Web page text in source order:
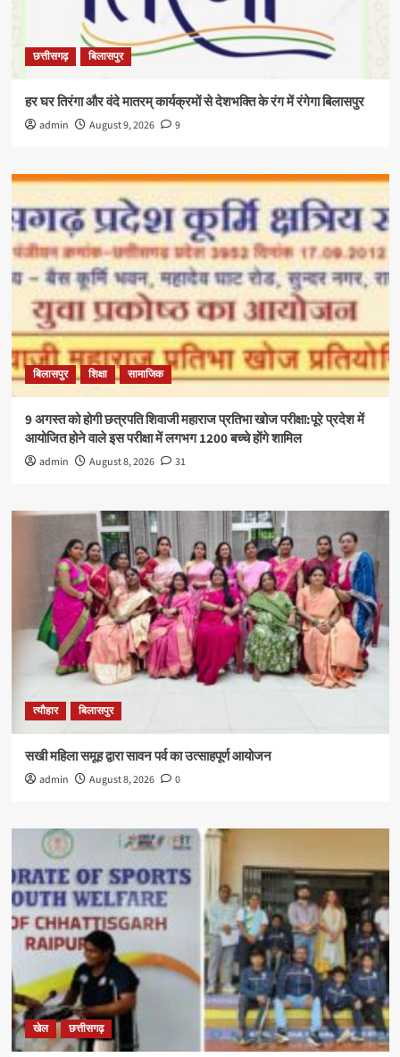
छत्तीसगढ़ बिलासपुर
हर घर तिरंगा और वंदे मातरम् कार्यक्रमों से देशभक्ति के रंग में रंगेगा बिलासपुर
admin August 9, 2026 9
बिलासपुर शिक्षा सामाजिक
9 अगस्त को होगी छत्रपति शिवाजी महाराज प्रतिभा खोज परीक्षा:पूरे प्रदेश में
आयोजित होने वाले इस परीक्षा में लगभग 1200 बच्चे होंगे शामिल
admin August 8, 2026 31
त्यौहार बिलासपुर
सखी महिला समूह द्वारा सावन पर्व का उत्साहपूर्ण आयोजन
admin August 8, 2026 0
खेल छत्तीसगढ़